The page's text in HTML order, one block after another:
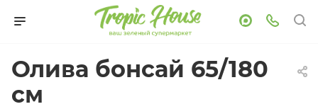
Олива бонсай 65/180
см